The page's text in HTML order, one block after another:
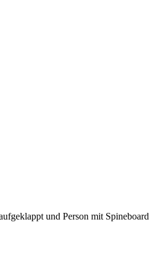
und Person mit Spineboard